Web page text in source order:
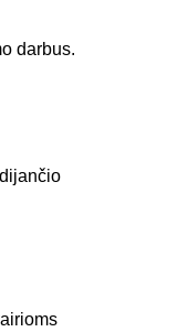
darbus.